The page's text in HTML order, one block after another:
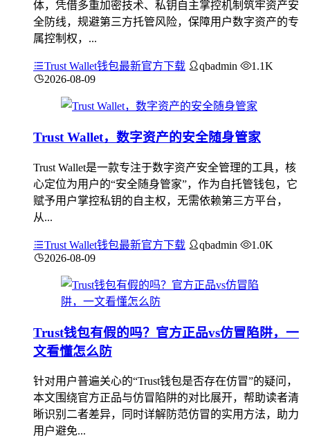
体，凭借多重加密技术、私钥自主掌控机制筑牢资产安
全防线，规避第三方托管风险，保障用户数字资产的专
属控制权，...
Trust Wallet钱包最新官方下载 qbadmin
1.1K
2026-08-09
Trust Wallet，数字资产的安全随身管家
Trust Wallet是一款专注于数字资产安全管理的工具，核
心定位为用户的“安全随身管家”，作为自托管钱包，它
赋予用户掌控私钥的自主权，无需依赖第三方平台，
从...
Trust Wallet钱包最新官方下载 qbadmin
1.0K
2026-08-09
Trust钱包有假的吗？官方正品vs仿冒陷阱，一
文看懂怎么防
针对用户普遍关心的“Trust钱包是否存在仿冒”的疑问，
本文围绕官方正品与仿冒陷阱的对比展开，帮助读者清
晰识别二者差异，同时详解防范仿冒的实用方法，助力
用户避免...